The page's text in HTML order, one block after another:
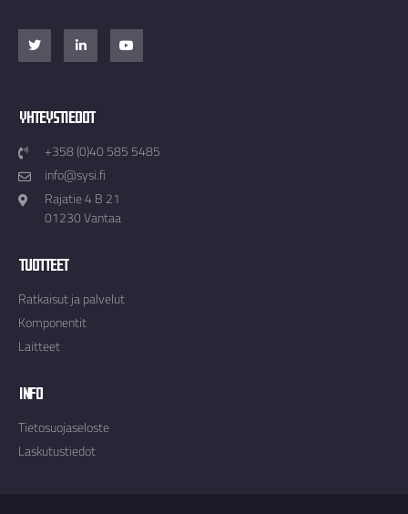
Yhteystiedot
+358 (0)40 585 5485
info@sysi.fi
Rajatie 4 B 21
01230 Vantaa
Tuotteet
Ratkaisut ja palvelut
Komponentit
Laitteet
Info
Tietosuojaseloste
Laskutustiedot